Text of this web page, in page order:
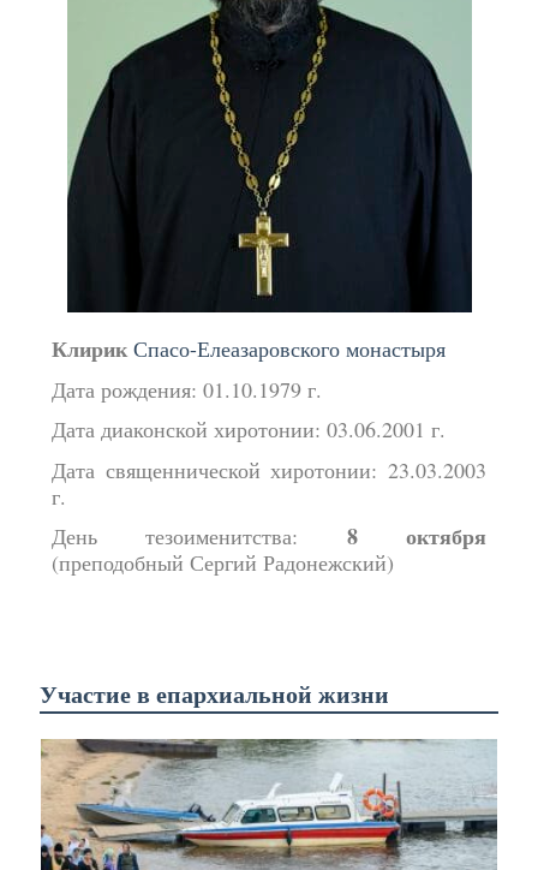
Клирик Спасо-Елеазаровского монастыря
Дата рождения: 01.10.1979 г.
Дата диаконской хиротонии: 03.06.2001 г.
Дата священнической хиротонии: 23.03.2003
г.
День тезоименитства: 8 октября
(преподобный Сергий Радонежский)
Участие в епархиальной жизни